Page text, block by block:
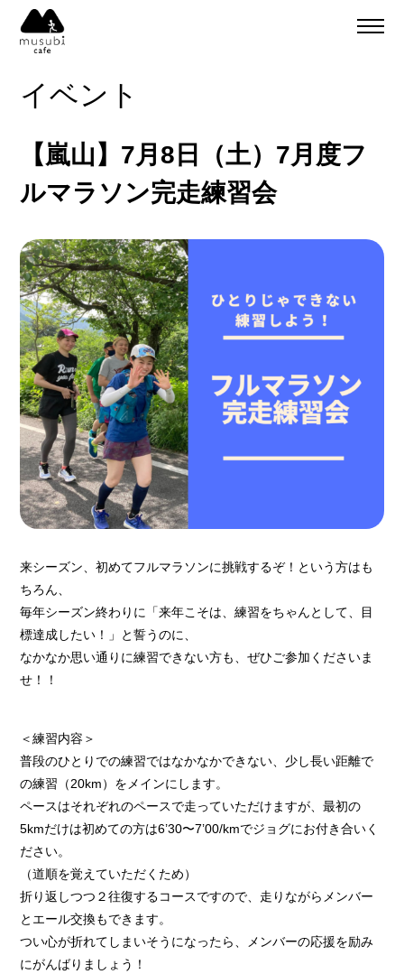
イベント
musubi
嵐山
sweets factory
ご予約＆リクエスト
Company
イベント
【嵐山】7月8日（土）7月度フ
ルマラソン完走練習会
来シーズン、初めてフルマラソンに挑戦するぞ！という方はも
ちろん、
毎年シーズン終わりに「来年こそは、練習をちゃんとして、目
標達成したい！」と誓うのに、
なかなか思い通りに練習できない方も、ぜひご参加くださいま
せ！！
＜練習内容＞
普段のひとりでの練習ではなかなかできない、少し長い距離で
の練習（20km）をメインにします。
ペースはそれぞれのペースで走っていただけますが、最初の
5kmだけは初めての方は6’30〜7’00/kmでジョグにお付き合いく
ださい。
（道順を覚えていただくため）
折り返しつつ２往復するコースですので、走りながらメンバー
とエール交換もできます。
つい心が折れてしまいそうになったら、メンバーの応援を励み
にがんばりましょう！